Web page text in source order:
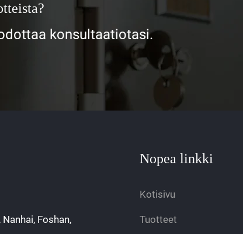
konsultaatiotasi.
Foshan,
Nopea linkki
Kotisivu
Tuotteet